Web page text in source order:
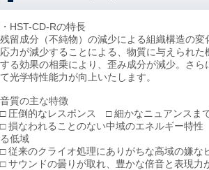
・HST-CD-Rの特長
残留成分（不純物）の減少による組織構造の変
応力が減少することによる、物質に与えられた
する効果の相乗により、歪み成分が減少。さら
て光学特性能力が向上いたします。
音質の主な特徴
□ 圧倒的なレスポンス □ 細かなニュアンスま
□ 損なわれることのない中域のエネルギー特
る低域
□ 従来のクライオ処理にありがちな高域の嫌な
□ サウンドの曇りが取れ、豊かな倍音と表現力